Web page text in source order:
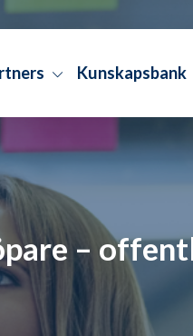
Kunskapsbank
–